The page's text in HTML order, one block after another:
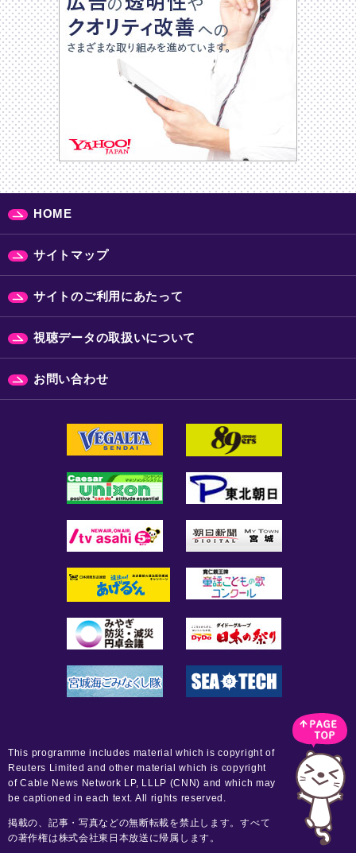
HOME
サイトマップ
サイトのご利用にあたって
視聴データの取扱いについて
お問い合わせ
This programme includes material which is copyright of
Reuters Limited and other material which is copyright
of Cable News Network LP, LLLP (CNN) and which may
be captioned in each text. All rights reserved.
掲載の、記事・写真などの無断転載を禁止します。すべて
の著作権は株式会社東日本放送に帰属します。